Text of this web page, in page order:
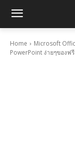
Home Microsoft
PowerPoint ง่ายๆของฟรี